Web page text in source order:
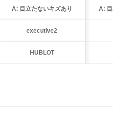
A: 目立たないキズあり A: 目
executive2
HUBLOT